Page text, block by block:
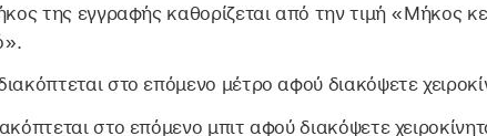
της εγγραφής καθορίζεται από την τιμή «Μήκος
στο επόμενο μέτρο αφού διακόψετε
στο επόμενο μπιτ αφού διακόψετε